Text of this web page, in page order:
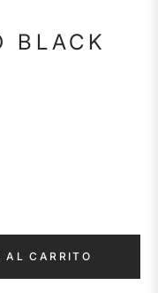
BLACK
AL CARRITO